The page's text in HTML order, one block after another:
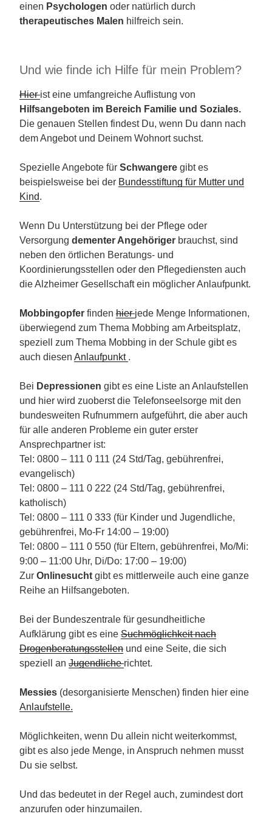
einen Psychologen oder natürlich durch
therapeutisches Malen hilfreich sein.
Und wie finde ich Hilfe für mein Problem?
Hierist eine umfangreiche Auflistung von
Hilfsangeboten im Bereich Familie und Soziales.
Die genauen Stellen findest Du, wenn Du dann nach
dem Angebot und Deinem Wohnort suchst.
Spezielle Angebote für Schwangere gibt es
beispielsweise bei der Bundesstiftung für Mutter und
Kind.
Wenn Du Unterstützung bei der Pflege oder
Versorgung dementer Angehöriger brauchst, sind
neben den örtlichen Beratungs- und
Koordinierungsstellen oder den Pflegediensten auch
die Alzheimer Gesellschaft ein möglicher Anlaufpunkt.
Mobbingopfer finden hierjede Menge Informationen,
überwiegend zum Thema Mobbing am Arbeitsplatz,
speziell zum Thema Mobbing in der Schule gibt es
auch diesen Anlaufpunkt .
Bei Depressionen gibt es eine Liste an Anlaufstellen
und hier wird zuoberst die Telefonseelsorge mit den
bundesweiten Rufnummern aufgeführt, die aber auch
für alle anderen Probleme ein guter erster
Ansprechpartner ist:
Tel: 0800 – 111 0 111 (24 Std/Tag, gebührenfrei,
evangelisch)
Tel: 0800 – 111 0 222 (24 Std/Tag, gebührenfrei,
katholisch)
Tel: 0800 – 111 0 333 (für Kinder und Jugendliche,
gebührenfrei, Mo-Fr 14:00 – 19:00)
Tel: 0800 – 111 0 550 (für Eltern, gebührenfrei, Mo/Mi:
9:00 – 11:00 Uhr, Di/Do: 17:00 – 19:00)
Zur Onlinesucht gibt es mittlerweile auch eine ganze
Reihe an Hilfsangeboten.
Bei der Bundeszentrale für gesundheitliche
Aufklärung gibt es eine Suchmöglichkeit nach
Drogenberatungsstellen und eine Seite, die sich
speziell an Jugendlicherichtet.
Messies (desorganisierte Menschen) finden hier eine
Anlaufstelle.
Möglichkeiten, wenn Du allein nicht weiterkommst,
gibt es also jede Menge, in Anspruch nehmen musst
Du sie selbst.
Und das bedeutet in der Regel auch, zumindest dort
anzurufen oder hinzumailen.